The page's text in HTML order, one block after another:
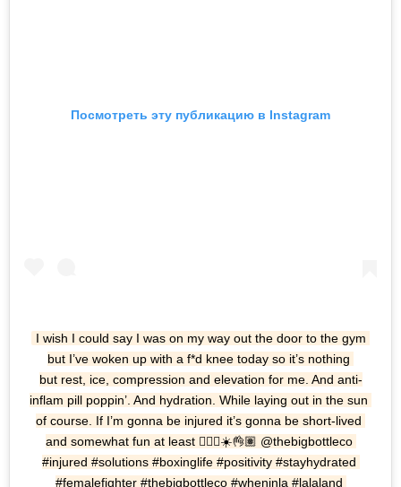
Посмотреть эту публикацию в Instagram
I wish I could say I was on my way out the door to the gym
but I’ve woken up with a f*d knee today so it’s nothing
but rest, ice, compression and elevation for me. And anti-
inflam pill poppin’. And hydration. While laying out in the sun
of course. If I’m gonna be injured it’s gonna be short-lived
and somewhat fun at least 🤷🏽‍♀️☀️👌🏽 @thebigbottleco
#injured #solutions #boxinglife #positivity #stayhydrated
#femalefighter #thebigbottleco #wheninla #lalaland